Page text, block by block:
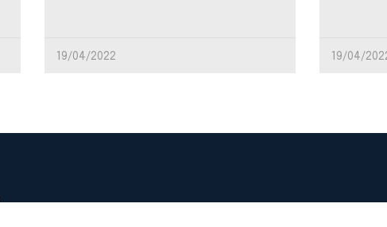
19/04/2022 19/04/